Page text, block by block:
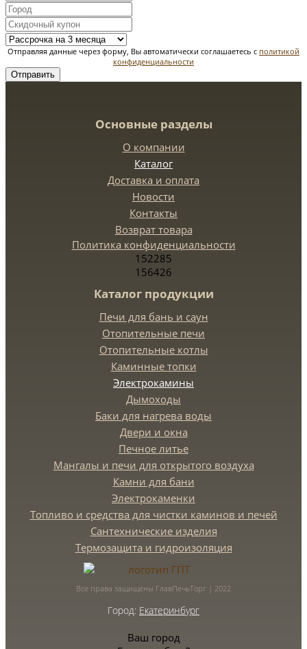
Отправляя данные через форму, Вы автоматически соглашаетесь с политикой
конфиденциальности
Отправить
Основные разделы
О компании
Каталог
Доставка и оплата
Новости
Контакты
Возврат товара
Политика конфиденциальности
152285
156426
Каталог продукции
Печи для бань и саун
Отопительные печи
Отопительные котлы
Каминные топки
Электрокамины
Дымоходы
Баки для нагрева воды
Двери и окна
Печное литье
Мангалы и печи для открытого воздуха
Камни для бани
Электрокаменки
Топливо и средства для чистки каминов и печей
Сантехнические изделия
Термозащита и гидроизоляция
Все права защищены ГлавПечьТорг | 2022
Город: Екатеринбург
Ваш город